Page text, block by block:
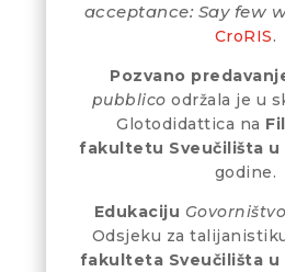
acceptance: Say few
CroRIS.
Pozvano
pubblico održala je u
Glotodidattica na
fakultetu Sveučilišta u
godine.
Edukaciju Govorništvo
Odsjeku za
fakulteta Sveučilišta u